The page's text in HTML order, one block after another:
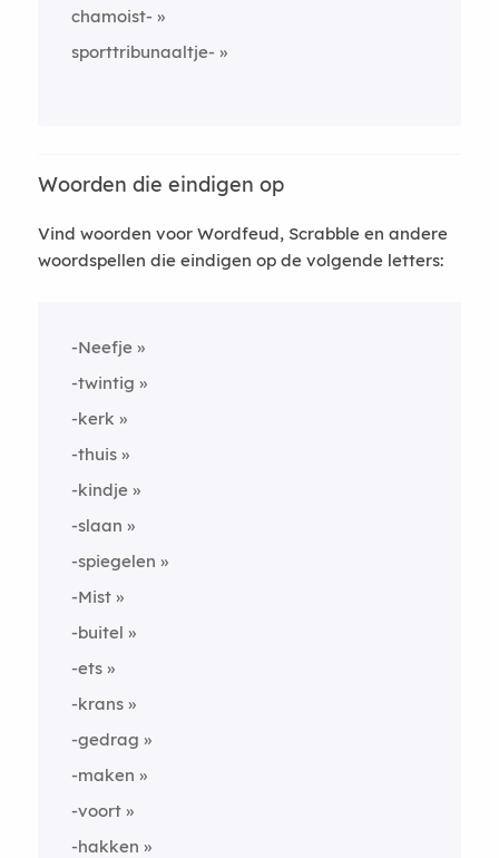
chamoist-
sporttribunaaltje-
Woorden die eindigen op
Vind woorden voor Wordfeud, Scrabble en andere
woordspellen die eindigen op de volgende letters:
-Neefje
-twintig
-kerk
-thuis
-kindje
-slaan
-spiegelen
-Mist
-buitel
-ets
-krans
-gedrag
-maken
-voort
-hakken